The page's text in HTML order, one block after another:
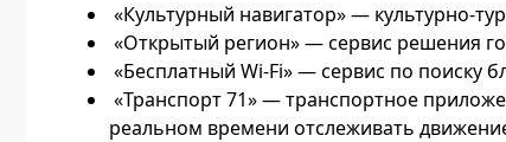
«Культурный навигатор» — культурно-
«Открытый регион» — сервис решения
«Бесплатный Wi-Fi» — сервис по поиску
«Транспорт 71» — транспортное
реальном времени отслеживать